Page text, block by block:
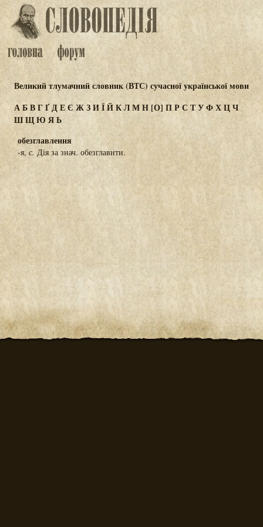
Великий тлумачний словник (ВТС) сучасної української мови
АБВГҐДЕЄ ЖЗИЇЙКЛМН[О] ПР СТУФХЦЧ
ШЩЮЯЬ
обезглавлення
-я, с. Дія за знач. обезглавити.